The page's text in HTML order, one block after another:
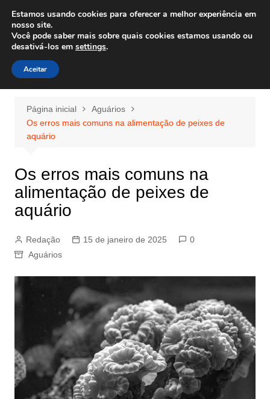
para
conteúdo
Wiley Wales
corais algas e vida marinha
Página inicial
Aguários
Os erros mais comuns na alimentação de peixes de
aquário
Os erros mais comuns na
alimentação de peixes de
aquário
Redação 15 de janeiro de 2025
0
Aguários
Estamos usando cookies para oferecer a melhor experiência em
nosso site.
Você pode saber mais sobre quais cookies estamos usando ou
desativá-los em settings.
Aceitar